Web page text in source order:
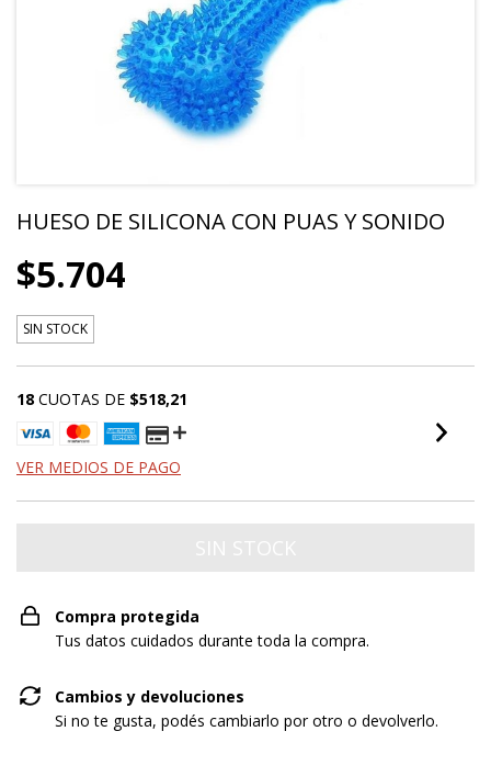
HUESO DE SILICONA CON PUAS Y SONIDO
$5.704
SIN STOCK
18 CUOTAS DE $518,21
VER MEDIOS DE PAGO
Compra protegida
Tus datos cuidados durante toda la compra.
Cambios y devoluciones
Si no te gusta, podés cambiarlo por otro o devolverlo.